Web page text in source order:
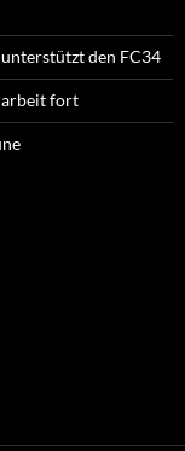
den FC34
fort